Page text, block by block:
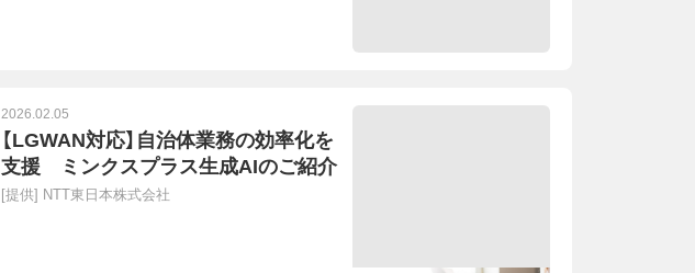
2026.02.05
【LGWAN対応】自治体業務の効率化を
支援 ミンクスプラス生成AIのご紹介
[提供] NTT東日本株式会社